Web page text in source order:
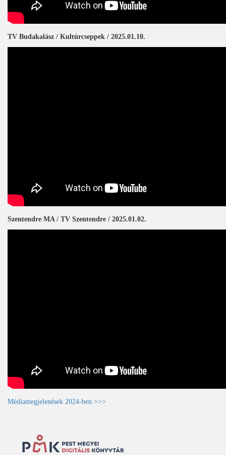
TV Budakalász / Kultúrcseppek / 2025.01.10.
Szentendre MA / TV Szentendre / 2025.01.02.
Médiamegjelenések 2024-ben >>>